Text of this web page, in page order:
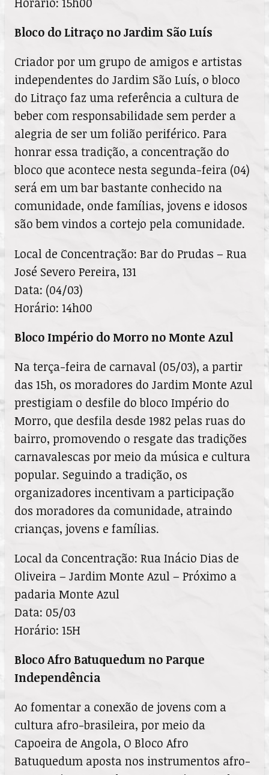
Bloco do Litraço no Jardim São Luís
Criador por um grupo de amigos e artistas
independentes do Jardim São Luís, o bloco
do Litraço faz uma referência a cultura de
beber com responsabilidade sem perder a
alegria de ser um folião periférico. Para
honrar essa tradição, a concentração do
bloco que acontece nesta segunda-feira (04)
será em um bar bastante conhecido na
comunidade, onde famílias, jovens e idosos
são bem vindos a cortejo pela comunidade.
Local de Concentração: Bar do Prudas – Rua
José Severo Pereira, 131
Data: (04/03)
Horário: 14h00
Bloco Império do Morro no Monte Azul
Na terça-feira de carnaval (05/03), a partir
das 15h, os moradores do Jardim Monte Azul
prestigiam o desfile do bloco Império do
Morro, que desfila desde 1982 pelas ruas do
bairro, promovendo o resgate das tradições
carnavalescas por meio da música e cultura
popular. Seguindo a tradição, os
organizadores incentivam a participação
dos moradores da comunidade, atraindo
crianças, jovens e famílias.
Local da Concentração: Rua Inácio Dias de
Oliveira – Jardim Monte Azul – Próximo a
padaria Monte Azul
Data: 05/03
Horário: 15H
Bloco Afro Batuquedum no Parque
Independência
Ao fomentar a conexão de jovens com a
cultura afro-brasileira, por meio da
Capoeira de Angola, O Bloco Afro
Batuquedum aposta nos instrumentos afro-